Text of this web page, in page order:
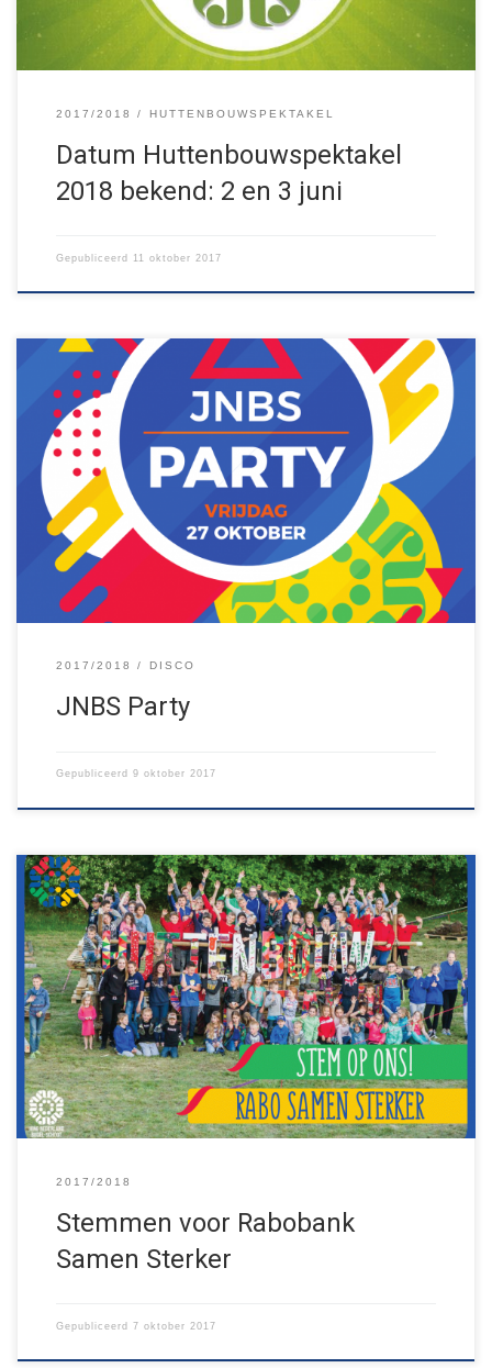
2017/2018 HUTTENBOUWSPEKTAKEL
Datum Huttenbouwspektakel
2018 bekend: 2 en 3 juni
Gepubliceerd 11 oktober 2017
Jaja! Hij zit er weer aan te komen… onze jaarlijkse disco! Dit jaar
in een totaal nieuw jasje gegoten. De blokhut wordt omgetoverd
tot een heus festivalterrein met meerder podia. Wanneer dit is?
Op vrijdagavond 27 oktober! We zien jullie graag en vergeet niet
om zo veel mogelijk vriendjes en […]
2017/2018 DISCO
JNBS Party
Gepubliceerd 9 oktober 2017
Net als voorgaande jaren doet Jong Nederland Budel-Schoot
weer mee aan Rabobank Samen Sterker. Dit jaar verdeelt de
Rabobank maar liefst 115.000 euro! Wij hebben uw stem hard
nodig, zodat we ook dit jaar weer activiteiten zoals het
Huttenbouwspektakel neer kunnen zetten. Stemmen kan van 3
t/m 17 oktober via […]
2017/2018
Stemmen voor Rabobank
Samen Sterker
Gepubliceerd 7 oktober 2017